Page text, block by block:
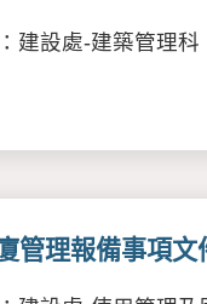
建設處-建築管理科
管理報備事項